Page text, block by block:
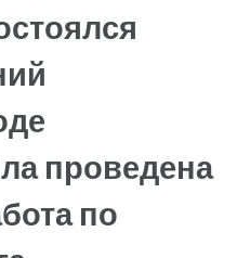
проведена
по